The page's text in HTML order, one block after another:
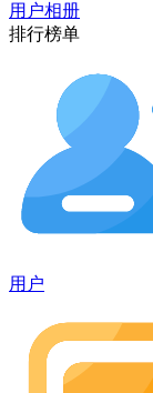
用户相册
排行榜单
用户